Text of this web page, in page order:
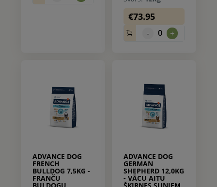
€73.95
- 0 +
ADVANCE DOG
FRENCH
BULLDOG 7,5KG -
FRANČU
ADVANCE DOG
GERMAN
SHEPHERD 12,0KG
- VĀCU AITU